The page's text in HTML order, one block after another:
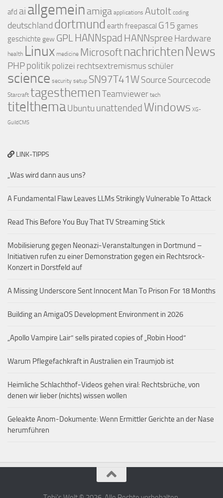
afd ai allgemein amiga applications AutoIt coding
deutschland dortmund earth freepascal G15 games
geschichte gew GPL HANNspad HANNspree Hardware
health Linux medicine Microsoft nachrichten News
PHPpolitik polizei rechtsextremismus schüler
science security setup SN97T41WSource Sourcecode
Starcraft tagesthemenTeamviewer tech
titelthemaUbuntu unattended Windows XG-
GuildCMS
LINK-TIPPS
„Was wird dann aus uns?
A Fundamental Flaw Leaves LLMs Strikingly Vulnerable To Attack
Read This Before You Buy That TV Streaming Stick
Mobilisierung gegen Neonazi-Veranstaltungen in Dortmund –
Initiativen rufen zu einer Demonstration gegen ein Rechtsrock-
Konzert in Dorstfeld auf
A Missing Underscore Sent Innocent Man To Prison For 18 Months
Building an AmigaOS Development Environment in 2026
„Apollo Vampire Lair“ sells pirated copies of „Robin Hood“
Warum Pflegefachkraft in Australien ein Traumjob ist
Heimliche Schlachthof-Videos gehen viral: Rechtsbrüche, von
denen wir lieber (nichts) wissen wollen
Geleakte Anom-Dokumente: Wenn Ermittler Gerichte an der Nase
herumführen